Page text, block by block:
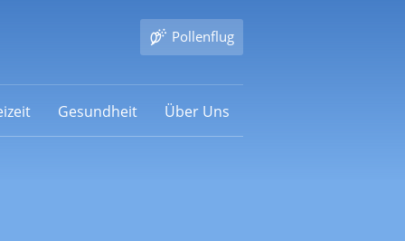
Pollenflug
Gesundheit Über Uns